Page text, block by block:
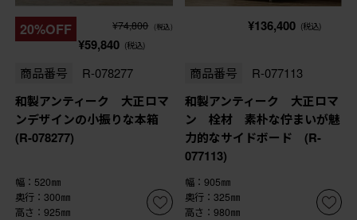
20%OFF ¥74,800 (税込)
¥59,840 (税込)
商品番号 R-078277
和製アンティーク 大正ロマ
ンデザインの小振りな本箱
(R-078277)
幅：520㎜
奥行：300㎜
高さ：925㎜
¥136,400 (税込)
商品番号 R-077113
和製アンティーク 大正ロマ
ン 栓材 素朴な佇まいが魅
力的なサイドボード (R-
077113)
幅：905㎜
奥行：325㎜
高さ：980㎜